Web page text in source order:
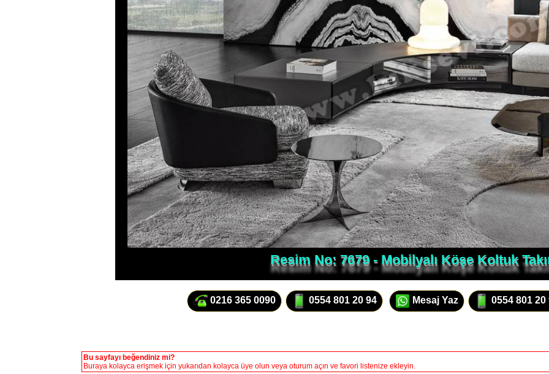
Resim No: 7679 - Mobilyalı Köşe Koltuk
0216 365 0090 0554 801 20 94 Mesaj Yaz 0554 801 20
Bu sayfayı beğendiniz mi?
Buraya kolayca erişmek için yukarıdan kolayca üye olun veya oturum açın ve favori listenize ekleyin.